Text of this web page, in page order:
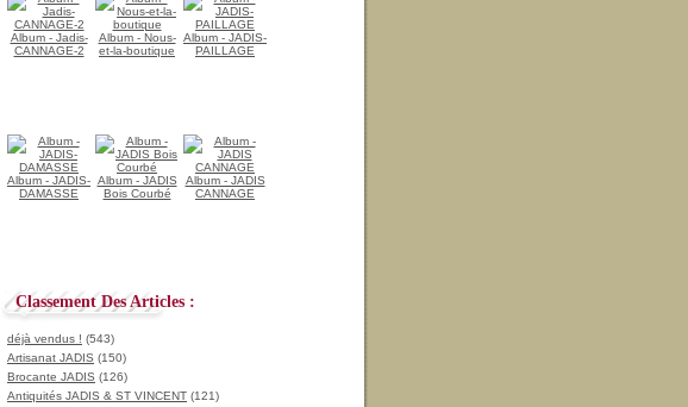
Album - Jadis-
CANNAGE-2
Album - Nous-
et-la-boutique
Album - JADIS-
PAILLAGE
Album - JADIS-
DAMASSE
Album - JADIS
Bois Courbé
Album - JADIS
CANNAGE
Classement Des Articles :
déjà vendus ! (543)
Artisanat JADIS (150)
Brocante JADIS (126)
Antiquités JADIS & ST VINCENT (121)